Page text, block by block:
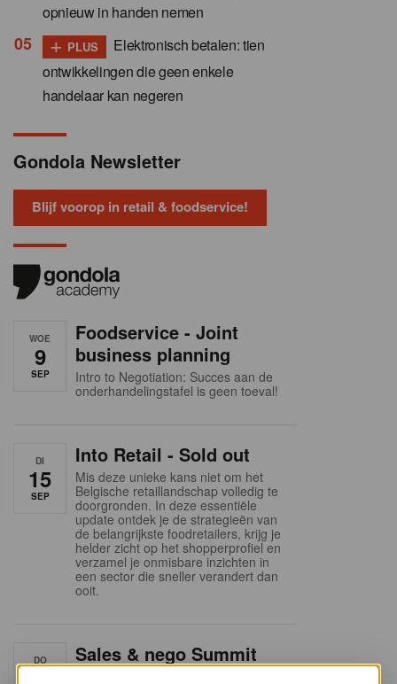
opnieuw in handen nemen
+ PLUS
Elektronisch betalen: tien
ontwikkelingen die geen enkele
handelaar kan negeren
Gondola Newsletter
Blijf voorop in retail & foodservice!
WOE
9
SEP
Foodservice - Joint
business planning
Intro to Negotiation: Succes aan de
onderhandelingstafel is geen toeval!
DI
15
SEP
Into Retail - Sold out
Mis deze unieke kans niet om het
Belgische retaillandschap volledig te
doorgronden. In deze essentiële
update ontdek je de strategieën van
de belangrijkste foodretailers, krijg je
helder zicht op het shopperprofiel en
verzamel je onmisbare inzichten in
een sector die sneller verandert dan
ooit.
DO
Sales & nego Summit
2026